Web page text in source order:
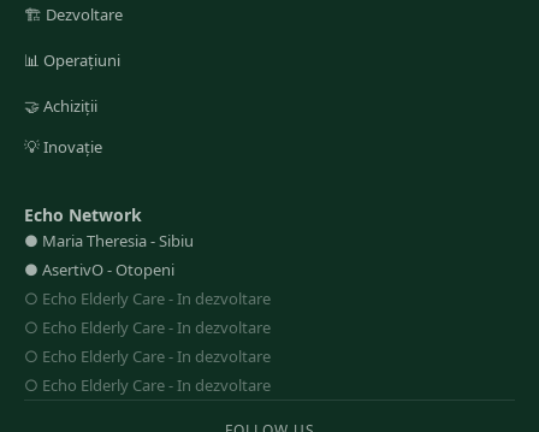
🏗️ Dezvoltare
📊 Operațiuni
🤝 Achiziții
💡Inovație
Echo Network
● Maria Theresia-Sibiu
● AsertivO-Otopeni
○ Echo Elderly Care-In dezvoltare
○ Echo Elderly Care-In dezvoltare
○ Echo Elderly Care-In dezvoltare
○ Echo Elderly Care-In dezvoltare